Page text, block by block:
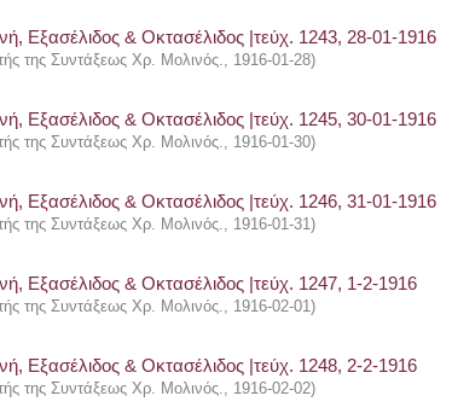
Εξασέλιδος & Οκτασέλιδος |τεύχ. 1243, 28-01-1916
της Συντάξεως Χρ. Μολινός., 1916-01-28)
Εξασέλιδος & Οκτασέλιδος |τεύχ. 1245, 30-01-1916
της Συντάξεως Χρ. Μολινός., 1916-01-30)
Εξασέλιδος & Οκτασέλιδος |τεύχ. 1246, 31-01-1916
της Συντάξεως Χρ. Μολινός., 1916-01-31)
Εξασέλιδος & Οκτασέλιδος |τεύχ. 1247, 1-2-1916
της Συντάξεως Χρ. Μολινός., 1916-02-01)
Εξασέλιδος & Οκτασέλιδος |τεύχ. 1248, 2-2-1916
της Συντάξεως Χρ. Μολινός., 1916-02-02)